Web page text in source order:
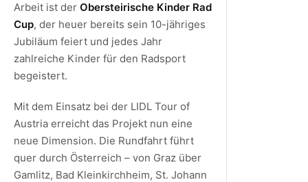
Arbeit ist der Obersteirische Kinder Rad
Cup, der heuer bereits sein 10-jähriges
Jubiläum feiert und jedes Jahr
zahlreiche Kinder für den Radsport
begeistert.
Mit dem Einsatz bei der LIDL Tour of
Austria erreicht das Projekt nun eine
neue Dimension. Die Rundfahrt führt
quer durch Österreich – von Graz über
Gamlitz, Bad Kleinkirchheim, St. Johann